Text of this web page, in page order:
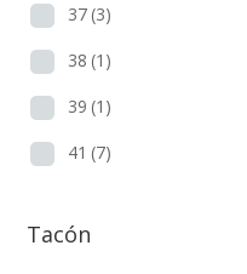
37 (3)
38 (1)
39 (1)
41 (7)
Tacón